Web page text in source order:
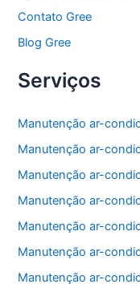
Contato Gree
Blog Gree
Serviços
Manutenção ar-
Manutenção ar-
Manutenção ar-
Manutenção ar-
Manutenção ar-
Manutenção ar-
Manutenção ar-